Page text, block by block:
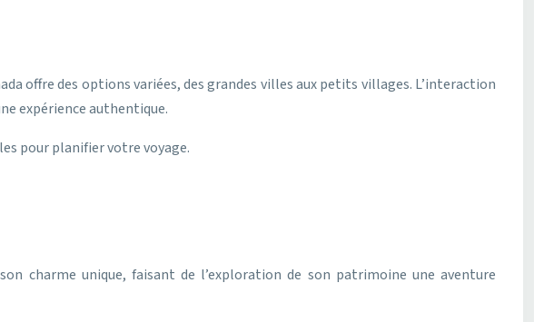
offre des options variées, des grandes villes aux petits villages. L’interaction
expérience authentique.
pour planifier votre voyage.
charme unique, faisant de l’exploration de son patrimoine une aventure